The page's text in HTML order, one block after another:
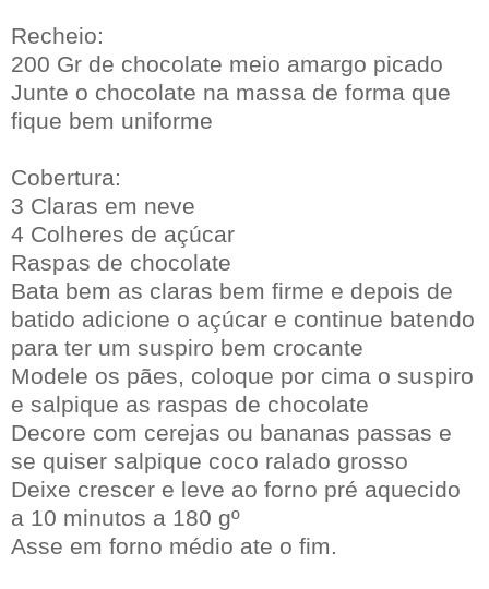
Recheio:
200 Gr de chocolate meio amargo picado
Junte o chocolate na massa de forma que
fique bem uniforme
Cobertura:
3 Claras em neve
4 Colheres de açúcar
Raspas de chocolate
Bata bem as claras bem firme e depois de
batido adicione o açúcar e continue batendo
para ter um suspiro bem crocante
Modele os pães, coloque por cima o suspiro
e salpique as raspas de chocolate
Decore com cerejas ou bananas passas e
se quiser salpique coco ralado grosso
Deixe crescer e leve ao forno pré aquecido
a 10 minutos a 180 gº
Asse em forno médio ate o fim.